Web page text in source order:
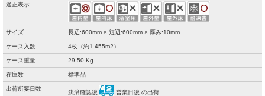
適正表示
サイズ 長辺:600mm × 短辺:600mm × 厚み:10mm
ケース入数 4枚（約1.455m2）
ケース重量 29.50 Kg
在庫数 標準品
出荷所要日数
決済確認後 営業日後 の出荷